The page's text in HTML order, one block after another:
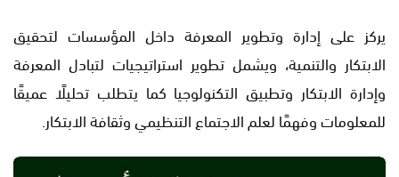
يركز على إدارة وتطوير المعرفة داخل المؤسسات لتحقيق
الابتكار والتنمية، ويشمل تطوير استراتيجيات لتبادل المعرفة
وإدارة الابتكار وتطبيق التكنولوجيا كما يتطلب تحليلًا عميقًا
للمعلومات وفهمًا لعلم الاجتماع التنظيمي وثقافة الابتكار.